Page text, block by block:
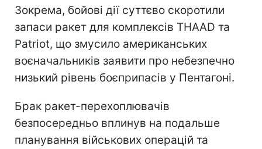
Зокрема, бойові дії суттєво скоротили
запаси ракет для комплексів THAAD та
Patriot, що змусило американських
воєначальників заявити про небезпечно
низький рівень боєприпасів у Пентагоні.
Брак ракет-перехоплювачів
безпосередньо вплинув на подальше
планування військових операцій та